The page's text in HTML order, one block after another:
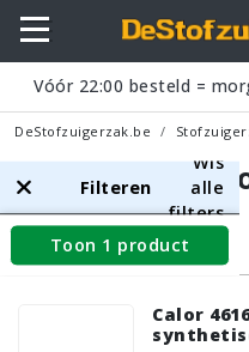
Vóór 22:00 besteld =
DeStofzuigerzak.be
Filteren
Wis
alle
filters
Toon 1 product
Stofzuigerzakken
Calor